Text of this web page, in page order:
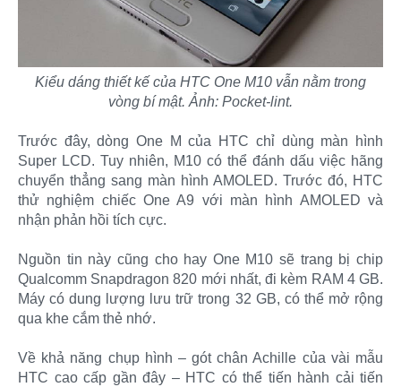
Kiểu dáng thiết kế của HTC One M10 vẫn nằm trong
vòng bí mật. Ảnh: Pocket-lint.
Trước đây, dòng One M của HTC chỉ dùng màn hình
Super LCD. Tuy nhiên, M10 có thể đánh dấu việc hãng
chuyển thẳng sang màn hình AMOLED. Trước đó, HTC
thử nghiệm chiếc One A9 với màn hình AMOLED và
nhận phản hồi tích cực.
Nguồn tin này cũng cho hay One M10 sẽ trang bị chip
Qualcomm Snapdragon 820 mới nhất, đi kèm RAM 4 GB.
Máy có dung lượng lưu trữ trong 32 GB, có thể mở rộng
qua khe cắm thẻ nhớ.
Về khả năng chụp hình – gót chân Achille của vài mẫu
HTC cao cấp gần đây – HTC có thể tiến hành cải tiến